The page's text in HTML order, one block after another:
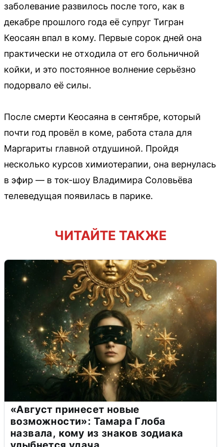
заболевание развилось после того, как в
декабре прошлого года её супруг Тигран
Кеосаян впал в кому. Первые сорок дней она
практически не отходила от его больничной
койки, и это постоянное волнение серьёзно
подорвало её силы.
После смерти Кеосаяна в сентябре, который
почти год провёл в коме, работа стала для
Маргариты главной отдушиной. Пройдя
несколько курсов химиотерапии, она вернулась
в эфир — в ток-шоу Владимира Соловьёва
телеведущая появилась в парике.
ЧИТАЙТЕ ТАКЖЕ
«Август принесет новые
возможности»: Тамара Глоба
назвала, кому из знаков зодиака